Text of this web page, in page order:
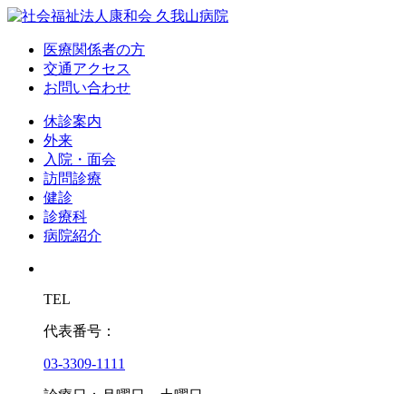
医療関係者の方
交通アクセス
お問い合わせ
休診案内
外来
入院・面会
訪問診療
健診
診療科
病院紹介
TEL
代表番号：
03-3309-1111